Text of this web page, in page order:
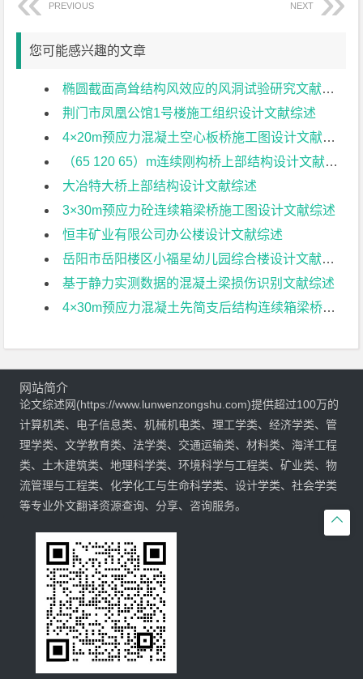
PREVIOUS NEXT
您可能感兴趣的文章
椭圆截面高耸结构风效应的风洞试验研究文献综述
荆门市凤凰公馆1号楼施工组织设计文献综述
4×20m预应力混凝土空心板桥施工图设计文献综述
（65 120 65）m连续刚构桥上部结构设计文献综述
大冶特大桥上部结构设计文献综述
3×30m预应力砼连续箱梁桥施工图设计文献综述
恒丰矿业有限公司办公楼设计文献综述
岳阳市岳阳楼区小福星幼儿园综合楼设计文献综述
基于静力实测数据的混凝土梁损伤识别文献综述
4×30m预应力混凝土先简支后结构连续箱梁桥部分结构设计文献综述

网站简介
论文综述网(https://www.lunwenzongshu.com)提供超过100万的
计算机类、电子信息类、机械机电类、理工学类、经济学类、管
理学类、文学教育类、法学类、交通运输类、材料类、海洋工程
类、土木建筑类、地理科学类、环境科学与工程类、矿业类、物
流管理与工程类、化学化工与生命科学类、设计学类、社会学类
等专业外文翻译资源查询、分享、咨询服务。